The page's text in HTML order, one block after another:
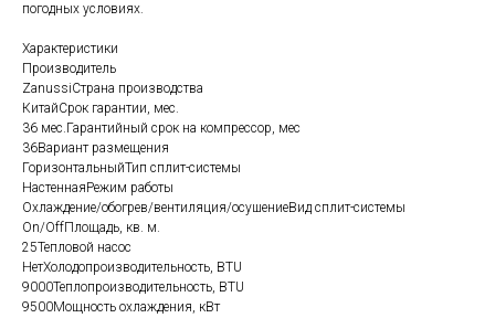
погодных условиях.
Характеристики
Производитель
ZanussiСтрана производства
КитайСрок гарантии, мес.
36 мес.Гарантийный срок на компрессор, мес
36Вариант размещения
ГоризонтальныйТип сплит-системы
НастеннаяРежим работы
Охлаждение/обогрев/вентиляция/осушениеВид сплит-системы
On/OffПлощадь, кв. м.
25Тепловой насос
НетХолодопроизводительность, BTU
9000Теплопроизводительность, BTU
9500Мощность охлаждения, кВт